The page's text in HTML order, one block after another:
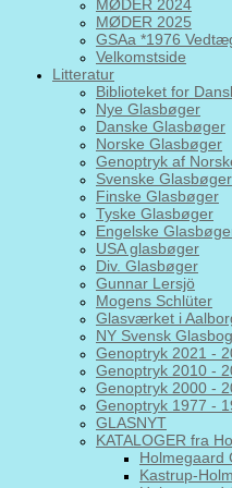
MØDER 2024
MØDER 2025
GSAa *1976
Velkomstside
Litteratur
Biblioteket for
Nye Glasbøger
Danske Glasbøger
Norske Glasbøger
Genoptryk af
Svenske Glasbøger
Finske Glasbøger
Tyske Glasbøger
Engelske
USA glasbøger
Div. Glasbøger
Gunnar Lersjö
Mogens Schlüter
Glasværket i
NY Svensk Glasbog
Genoptryk 2021 -
Genoptryk 2010 -
Genoptryk 2000 -
Genoptryk 1977 -
GLASNYT
KATALOGER fra
Holmegaard
Kastrup-